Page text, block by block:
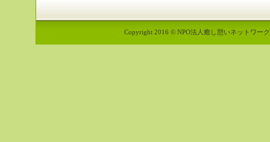
Copyright 2016 © NPO法人癒し憩いネットワー